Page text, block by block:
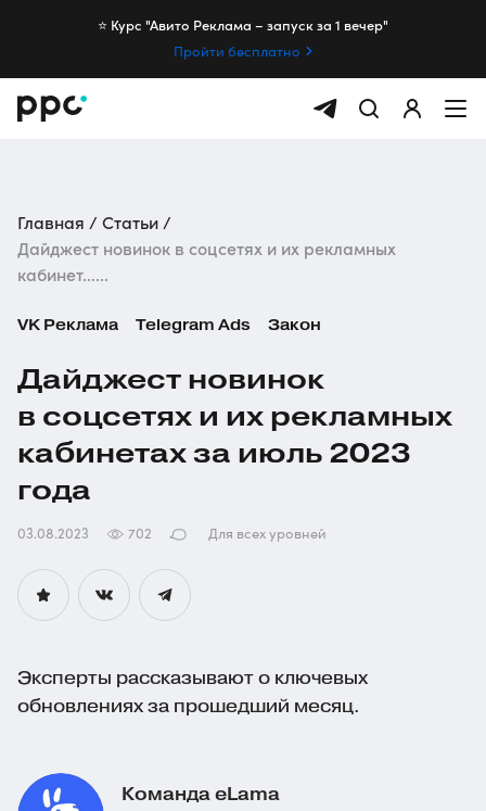
⭐️ Курс "Авито Реклама – запуск за 1 вечер"
Пройти бесплатно
Главная
Статьи
Дайджест новинок в соцсетях и их рекламных
кабинет......
VK Реклама Telegram Ads Закон
Дайджест новинок
в соцсетях и их рекламных
кабинетах за июль 2023
года
03.08.2023 702 Для всех уровней
Эксперты рассказывают о ключевых
обновлениях за прошедший месяц.
Команда eLama